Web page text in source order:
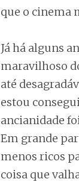
que o cinema
Já há alguns
maravilhoso
até
estou
ancianidade
Em grande
menos ricos
coisa que